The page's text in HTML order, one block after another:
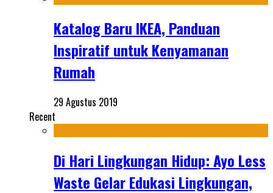
Katalog Baru IKEA, Panduan
Inspiratif untuk Kenyamanan
Rumah
29 Agustus 2019
Recent
Di Hari Lingkungan Hidup: Ayo Less
Waste Gelar Edukasi Lingkungan,